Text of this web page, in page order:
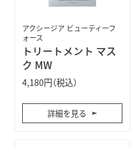
アクシージア ビューティーフ
ォース
トリートメント マス
ク MW
4,180円（税込）
詳細を見る